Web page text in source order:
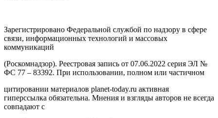
Зарегистрировано Федеральной службой по надзору в сфере
связи, информационных технологий и массовых
коммуникаций
(Роскомнадзор). Реестровая запись от 07.06.2022 серия ЭЛ №
ФС 77 – 83392. При использовании, полном или частичном
цитировании материалов planet-today.ru активная
гиперссылка обязательна. Мнения и взгляды авторов не всегда
совпадают с